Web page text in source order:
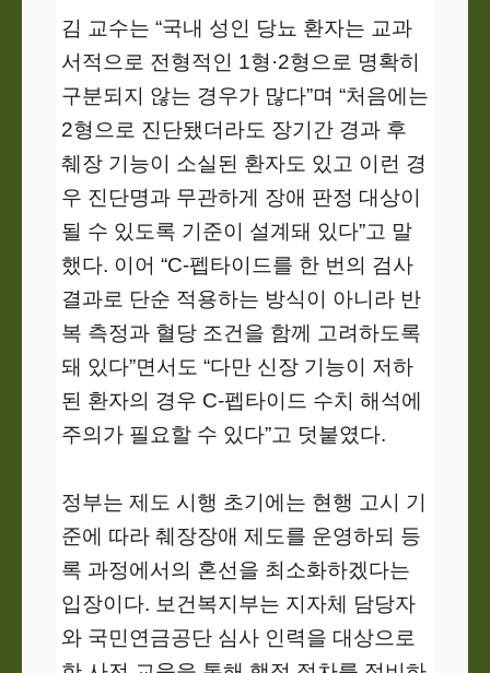
김 교수는 “국내 성인 당뇨 환자는 교과
서적으로 전형적인 1형·2형으로 명확히
구분되지 않는 경우가 많다”며 “처음에는
2형으로 진단됐더라도 장기간 경과 후
췌장 기능이 소실된 환자도 있고 이런 경
우 진단명과 무관하게 장애 판정 대상이
될 수 있도록 기준이 설계돼 있다”고 말
했다. 이어 “C-펩타이드를 한 번의 검사
결과로 단순 적용하는 방식이 아니라 반
복 측정과 혈당 조건을 함께 고려하도록
돼 있다”면서도 “다만 신장 기능이 저하
된 환자의 경우 C-펩타이드 수치 해석에
주의가 필요할 수 있다”고 덧붙였다.
정부는 제도 시행 초기에는 현행 고시 기
준에 따라 췌장장애 제도를 운영하되 등
록 과정에서의 혼선을 최소화하겠다는
입장이다. 보건복지부는 지자체 담당자
와 국민연금공단 심사 인력을 대상으로